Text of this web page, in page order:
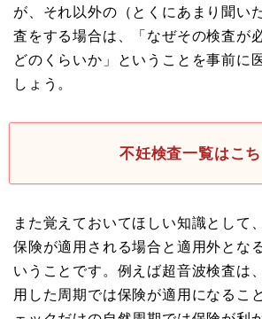
が、それ以外の（とくにあまり聞い
査をする場合は、「なぜその検査が
どのくらいか」ということを事前に
しょう。
不妊検査一覧はこ
また覚えておいてほしい知識として
保険が適用される場合と適用外とな
いうことです。例えば超音波検査は
用した周期では保険が適用になるこ